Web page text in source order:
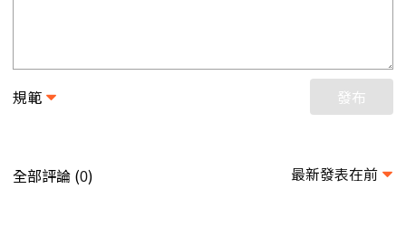
規範 發布
全部評論 (0) 最新發表在前